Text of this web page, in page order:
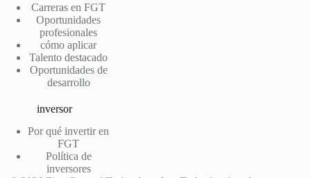
Carreras en FGT
Oportunidades
profesionales
cómo aplicar
Talento destacado
Oportunidades de
desarrollo
inversor
Por qué invertir en
FGT
Política de
inversores